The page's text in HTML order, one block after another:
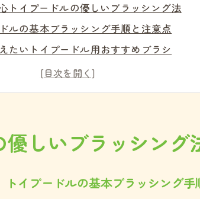
トイプードルの優しいブラッシング法
ルの基本ブラッシング手順と注意点
たいトイプードル用おすすめブラシ
減でトイプードルの被毛を守るコツ
ルが嫌がりにくいブラッシング順序
つための日々のお手入れポイント
ルのふわふわ維持に欠かせない習慣
ふわふわ感を両立するブラッシング術
しいブラッシング
トイプードルの基本ブラッシング